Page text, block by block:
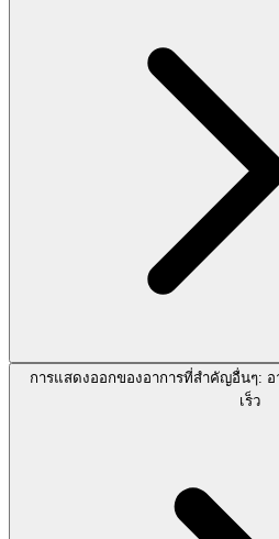
การแสดงออกของอาการที่สำคัญอื่นๆ:
เร็ว